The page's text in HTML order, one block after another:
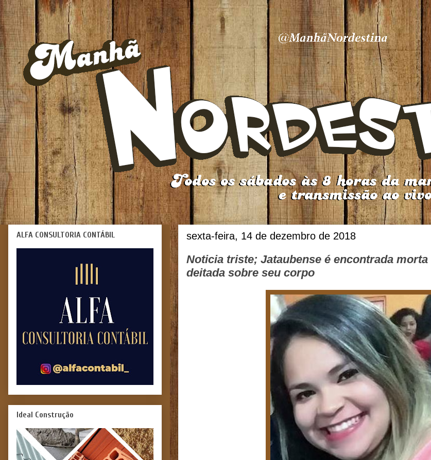
sexta-feira, 14 de dezembro de 2018
Noticia triste; Jataubense é encontrada
deitada sobre seu corpo
ALFA CONSULTORIA CONTÁBIL
Ideal Construção